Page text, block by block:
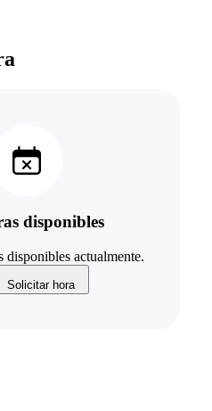
disponibles
disponibles actualmente.
Solicitar hora